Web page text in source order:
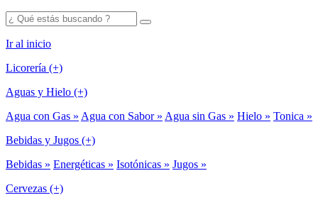
Ir al inicio
Licorería (+)
Aguas y Hielo (+)
Agua con Gas » Agua con Sabor » Agua sin Gas » Hielo » Tonica »
Bebidas y Jugos (+)
Bebidas » Energéticas » Isotónicas » Jugos »
Cervezas (+)